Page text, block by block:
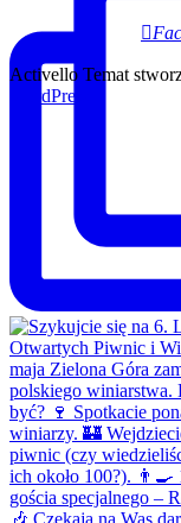
Activello Temat
WordPress